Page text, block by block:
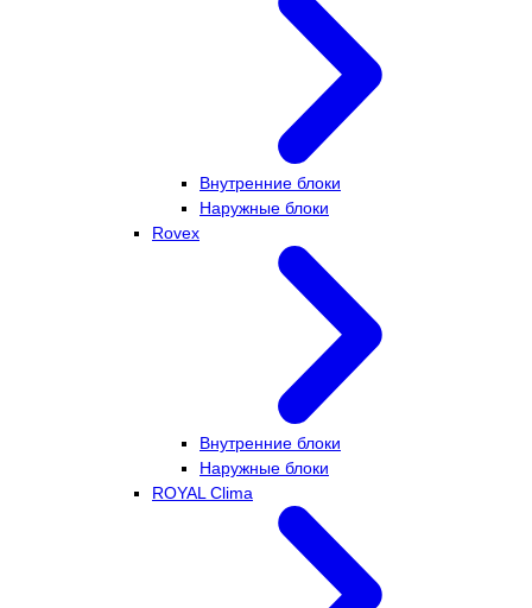
Внутренние блоки
Наружные блоки
Rovex
Внутренние блоки
Наружные блоки
ROYAL Clima